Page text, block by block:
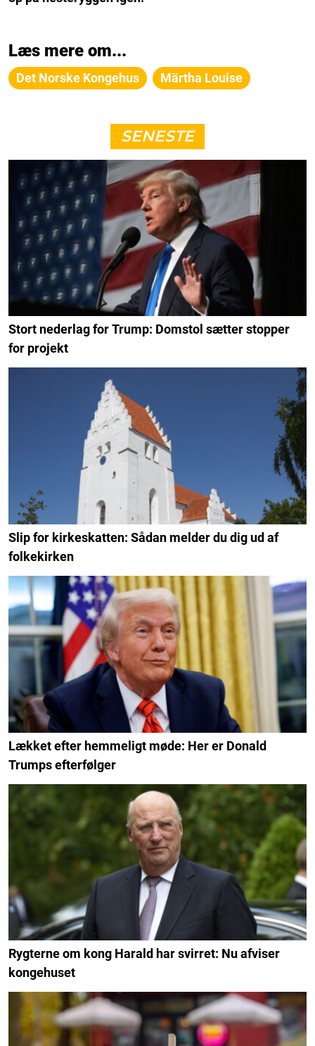
Læs mere om...
Det Norske Kongehus Märtha Louise
SENESTE
Stort nederlag for Trump: Domstol sætter stopper
for projekt
Slip for kirkeskatten: Sådan melder du dig ud af
folkekirken
Lækket efter hemmeligt møde: Her er Donald
Trumps efterfølger
Rygterne om kong Harald har svirret: Nu afviser
kongehuset